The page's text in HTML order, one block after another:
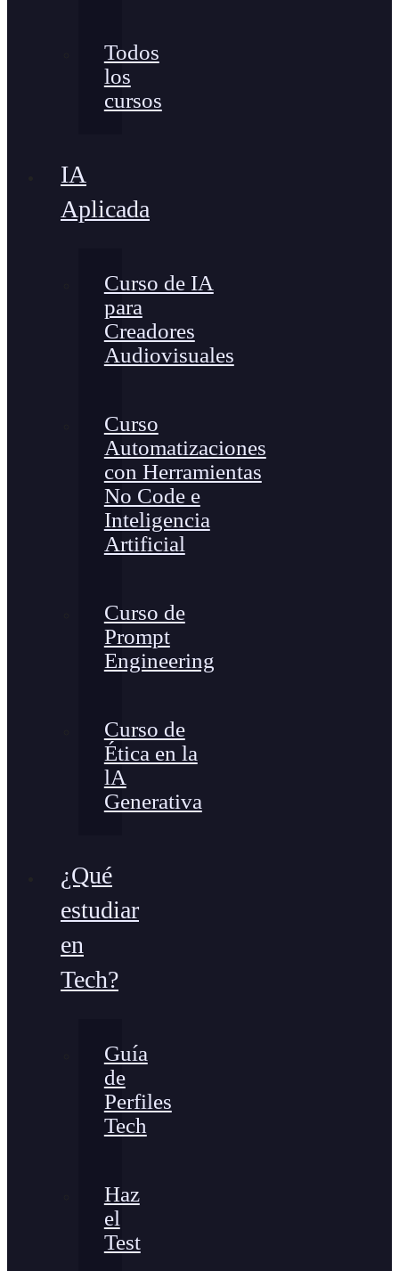
Todos
los
cursos
IA
Aplicada
Curso de IA
para
Creadores
Audiovisuales
Curso
Automatizaciones
con Herramientas
No Code e
Inteligencia
Artificial
Curso de
Prompt
Engineering
Curso de
Ética en la
lA
Generativa
¿Qué
estudiar
en
Tech?
Guía
de
Perfiles
Tech
Haz
el
Test